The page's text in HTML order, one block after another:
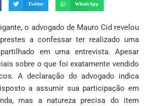
Twitter WhatsApp
o advogado de Mauro Cid revelou
a confessar ter realizado uma
em uma entrevista. Apesar
sobre o que foi exatamente vendido
A declaração do advogado indica
a assumir sua participação em
mas a natureza precisa do item